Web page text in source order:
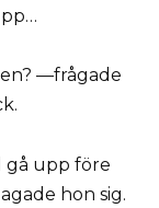
—frågade
gå upp före
hon sig.